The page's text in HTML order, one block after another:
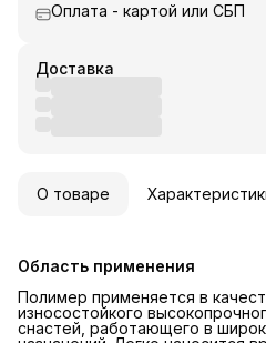
Оплата - картой или СБП
Доставка
О товаре
Область применения
Полимер применяется в
износостойкого
снастей, работающего в